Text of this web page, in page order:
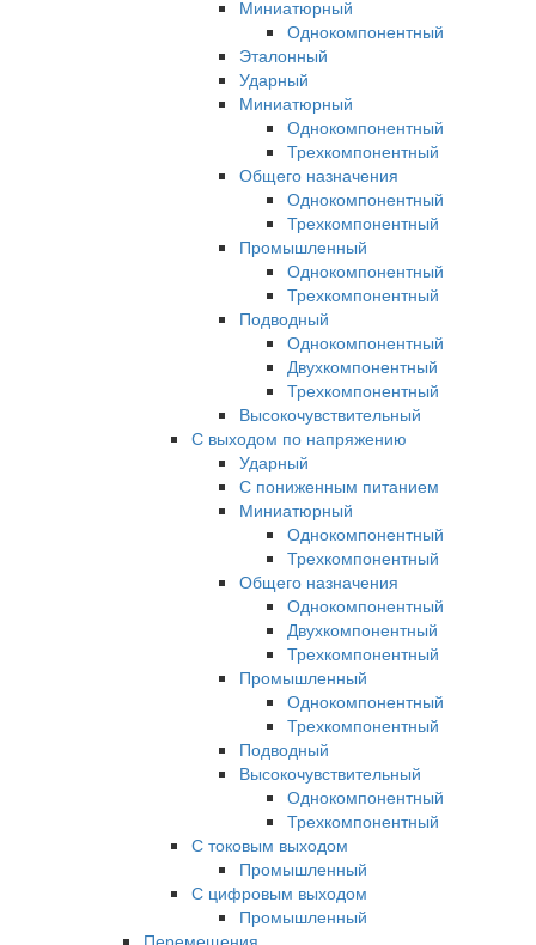
Миниатюрный
Однокомпонентный
Эталонный
Ударный
Миниатюрный
Однокомпонентный
Трехкомпонентный
Общего назначения
Однокомпонентный
Трехкомпонентный
Промышленный
Однокомпонентный
Трехкомпонентный
Подводный
Однокомпонентный
Двухкомпонентный
Трехкомпонентный
Высокочувствительный
С выходом по напряжению
Ударный
С пониженным питанием
Миниатюрный
Однокомпонентный
Трехкомпонентный
Общего назначения
Однокомпонентный
Двухкомпонентный
Трехкомпонентный
Промышленный
Однокомпонентный
Трехкомпонентный
Подводный
Высокочувствительный
Однокомпонентный
Трехкомпонентный
С токовым выходом
Промышленный
С цифровым выходом
Промышленный
Перемещения